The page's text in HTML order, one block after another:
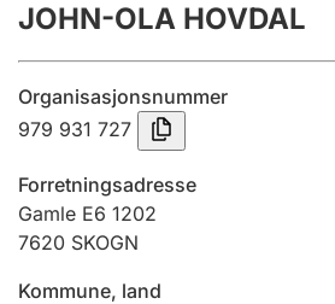
Årsregnskap
Innsending og forsinkelsesgebyr
Tinglysing
Jeger
JOHN-OLA HOVDAL
Organisasjonsnummer
979 931 727
Forretningsadresse
Gamle E6 1202
7620 SKOGN
Kommune, land